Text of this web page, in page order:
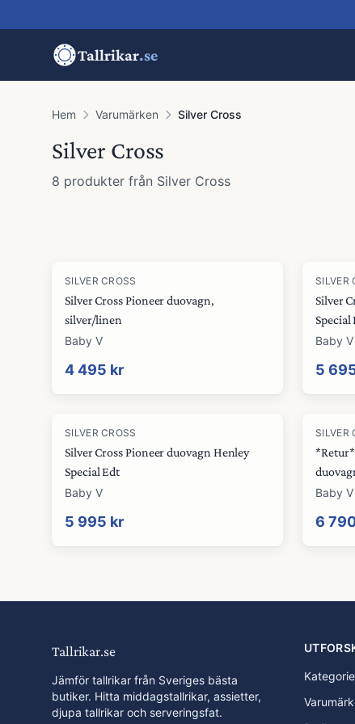
Tallrikar.se
Hem Varumärken Silver Cross
Silver Cross
8 produkter från Silver Cross
SILVER CROSS
Silver Cross Pioneer duovagn,
silver/linen
Baby V
4 495 kr
SILVER
Silver
Special
Baby V
5
SILVER CROSS
Silver Cross Pioneer duovagn Henley
Special Edt
Baby V
5 995 kr
SILVER
*Retur*
Baby V
6
Tallrikar.se
Jämför tallrikar från Sveriges bästa
butiker. Hitta middagstallrikar, assietter,
djupa tallrikar och serveringsfat.